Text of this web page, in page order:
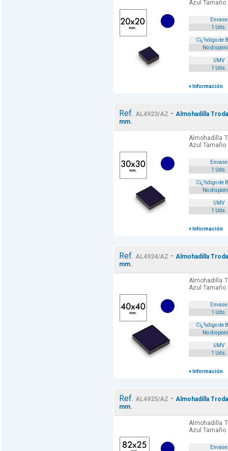
Azul Tamaño
Envase
1 Uds.
Cï¿½digo de
No
UMV
1 Uds.
+ Información
Ref. AL4923/AZ - Almohadilla
mm.
Almohadilla
Azul Tamaño
Envase
1 Uds.
Cï¿½digo de
No
UMV
1 Uds.
+ Información
Ref. AL4924/AZ - Almohadilla
mm.
Almohadilla
Azul Tamaño
Envase
1 Uds.
Cï¿½digo de
No
UMV
1 Uds.
+ Información
Ref. AL4925/AZ - Almohadilla
mm.
Almohadilla
Azul Tamaño
Envase